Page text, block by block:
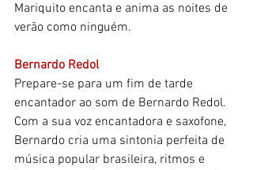
Mariquito encanta e anima as noites de
verão como ninguém.
Bernardo Redol
Prepare-se para um fim de tarde
encantador ao som de Bernardo Redol.
Com a sua voz encantadora e saxofone,
Bernardo cria uma sintonia perfeita de
música popular brasileira, ritmos e